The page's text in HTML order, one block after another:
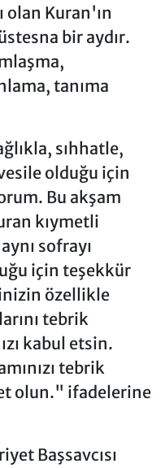
Kuran'ın
bir aydır.
tanıma
sıhhatle,
olduğu için
Bu akşam
kıymetli
sofrayı
için teşekkür
özellikle
tebrik
kabul etsin.
tebrik
olun." ifadelerine
Başsavcısı